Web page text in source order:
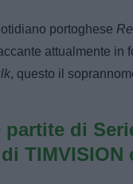
portoghese
attualmente in
, questo il
partite di
TIMVISION